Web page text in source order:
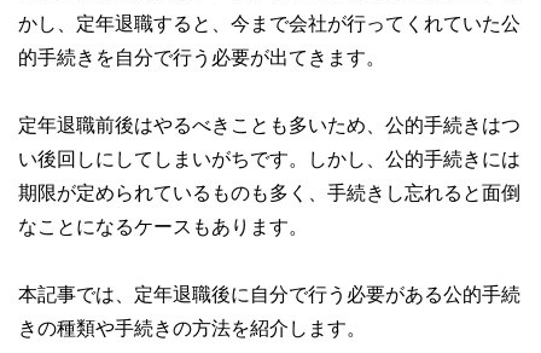
かし、定年退職すると、今まで会社が行ってくれていた公
的手続きを自分で行う必要が出てきます。
定年退職前後はやるべきことも多いため、公的手続きはつ
い後回しにしてしまいがちです。しかし、公的手続きには
期限が定められているものも多く、手続きし忘れると面倒
なことになるケースもあります。
本記事では、定年退職後に自分で行う必要がある公的手続
きの種類や手続きの方法を紹介します。